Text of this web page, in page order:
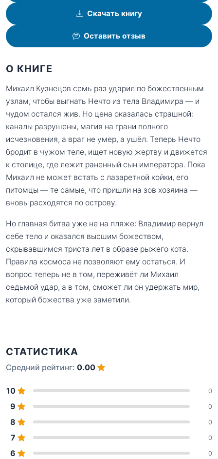
Скачать книгу
Оставить отзыв
О КНИГЕ
Михаил Кузнецов семь раз ударил по божественным
узлам, чтобы выгнать Нечто из тела Владимира — и
чудом остался жив. Но цена оказалась страшной:
каналы разрушены, магия на грани полного
исчезновения, а враг не умер, а ушёл. Теперь Нечто
бродит в чужом теле, ищет новую жертву и движется
к столице, где лежит раненный сын императора. Пока
Михаил не может встать с лазаретной койки, его
питомцы — те самые, что пришли на зов хозяина —
вновь расходятся по острову.
Но главная битва уже не на пляже: Владимир вернул
себе тело и оказался высшим божеством,
скрывавшимся триста лет в образе рыжего кота.
Правила космоса не позволяют ему остаться. И
вопрос теперь не в том, переживёт ли Михаил
седьмой удар, а в том, сможет ли он удержать мир,
который божества уже заметили.
СТАТИСТИКА
Средний рейтинг: 0.00
10 0
9 0
8 0
7 0
6 0